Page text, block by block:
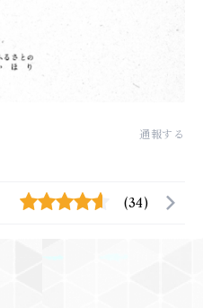
通報する
(34)